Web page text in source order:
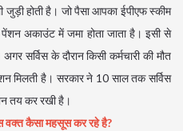
होती है। जो पैसा आपका ईपीएफ स्कीम
अकाउंट में जमा होता जाता है। इसी से
सर्विस के दौरान किसी कर्मचारी की मौत
मिलती है। सरकार ने 10 साल तक सर्विस
तय कर रखी है।
वक्त कैसा महसूस कर रहे है?